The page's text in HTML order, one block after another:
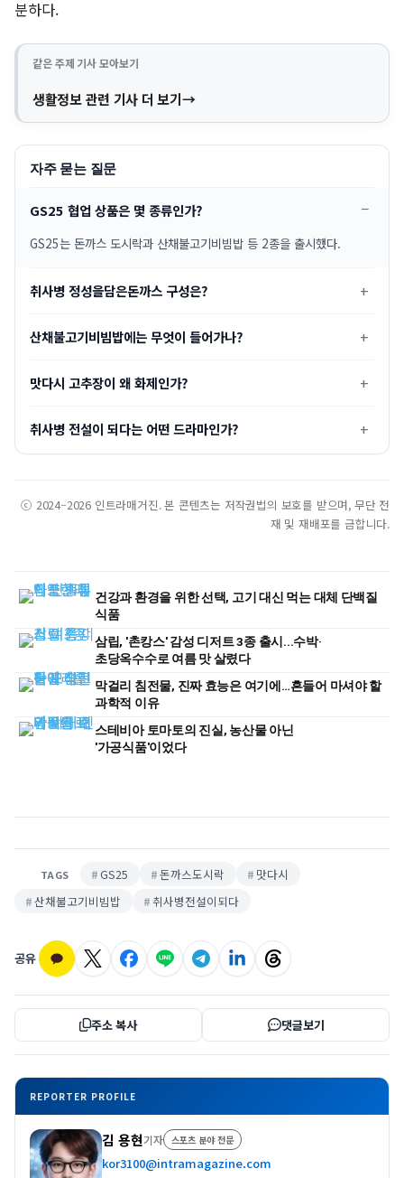
분하다.
같은 주제 기사 모아보기
생활정보 관련 기사 더 보기
자주 묻는 질문
GS25 협업 상품은 몇 종류인가?
GS25는 돈까스 도시락과 산채불고기비빔밥 등 2종을 출시했다.
취사병 정성을담은돈까스 구성은?
산채불고기비빔밥에는 무엇이 들어가나?
맛다시 고추장이 왜 화제인가?
취사병 전설이 되다는 어떤 드라마인가?
ⓒ 2024–2026 인트라매거진. 본 콘텐츠는 저작권법의 보호를 받으며, 무단 전
재 및 재배포를 금합니다.
건강과 환경을 위한 선택, 고기 대신 먹는 대체 단백질
식품
삼립, '촌캉스' 감성 디저트 3종 출시...수박·
초당옥수수로 여름 맛 살렸다
막걸리 침전물, 진짜 효능은 여기에…흔들어 마셔야 할
과학적 이유
스테비아 토마토의 진실, 농산물 아닌
'가공식품'이었다
TAGS GS25 돈까스도시락
맛다시
산채불고기비빔밥
취사병전설이되다
공유
주소 복사 댓글보기
REPORTER PROFILE
김 용현기자 스포츠 분야 전문
kor3100@intramagazine.com